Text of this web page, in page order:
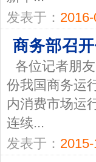
发表于：
商务部召
各位记者朋
份我国商务运
内消费市场运
连续...
发表于：